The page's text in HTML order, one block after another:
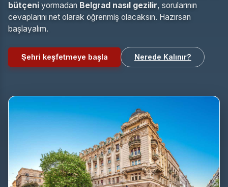
bütçeni yormadan Belgrad nasıl gezilir, sorularının
cevaplarını net olarak öğrenmiş olacaksın. Hazırsan
başlayalım.
Şehri keşfetmeye başla Nerede Kalınır?